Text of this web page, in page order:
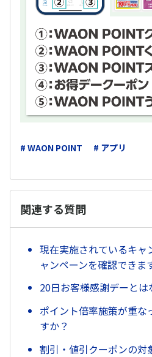
# WAON POINT # アプリ
関連する質問
現在実施されているキャ
ャンペーンを確認できま
20日お客様感謝デーとは
ポイント倍率施策が重な
すか？
割引・値引クーポンの対